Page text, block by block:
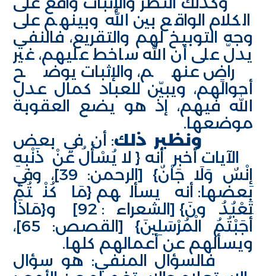
الكلام الواقع بين الله وبينهم على
وجه التوبيخ لهم والتقريع، فالنفي
يدلّ على أن الله ساخط عليهم، غير
راضٍ عنهم، والإثبات يوضح
أحوالهم، ويبيّن للعباد كمال عدل
الله فيهم، إذ هو يضع العقوبة
موضعها.
ونظير ذلك: أن في بعض
الآيات أخبر أنه {لا يُسْأَلُ عَنْ ذَنْبِهِ
إِنْسٌ وَلَا جَاْنٌ} [الرحمن: 39]، وفي
بعضها: أنه يسألهم {مَا كُنْتُمْ
تَعْبُدُونَ} [الشعراء: 92] و{مَاذَا
أَجَبْتُمُ الْمُرْسَلِينَ} [القصص: 65]،
ويسألهم عن أعمالهم كلها.
فالسؤال المنفي: هو سؤال